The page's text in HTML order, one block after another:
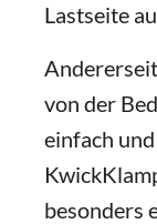
Lastseite
von der
einfach
besonders